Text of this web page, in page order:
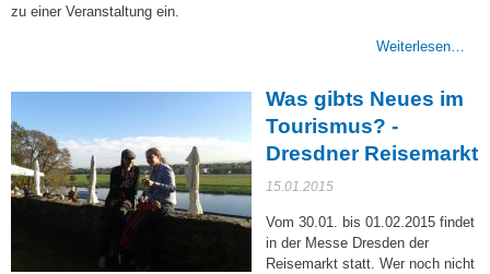
zu einer Veranstaltung ein.
Weiterlesen…
Was gibts Neues im
Tourismus? -
Dresdner Reisemarkt
15.01.2015
Vom 30.01. bis 01.02.2015 findet
in der Messe Dresden der
Reisemarkt statt. Wer noch nicht